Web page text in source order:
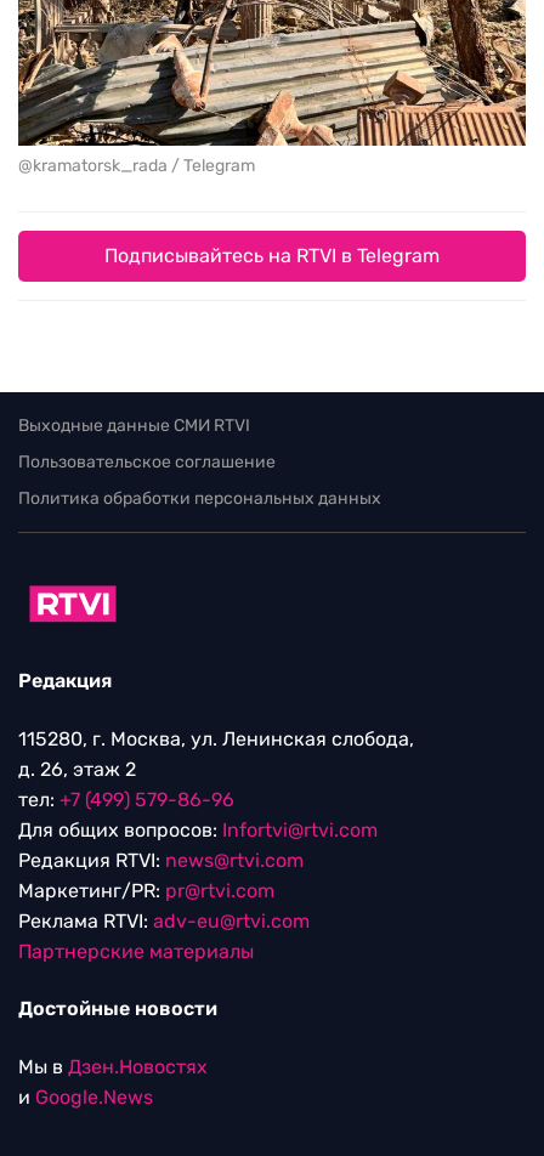
@kramatorsk_rada / Telegram
Подписывайтесь на RTVI в Telegram
Выходные данные СМИ RTVI
Пользовательское соглашение
Политика обработки персональных данных
Редакция
115280, г. Москва, ул. Ленинская слобода,
д. 26, этаж 2
тел: +7 (499) 579-86-96
Для общих вопросов: Infortvi@rtvi.com
Редакция RTVI: news@rtvi.com
Маркетинг/PR: pr@rtvi.com
Реклама RTVI: adv-eu@rtvi.com
Партнерские материалы
Достойные новости
Мы в Дзен.Новостях
и Google.News